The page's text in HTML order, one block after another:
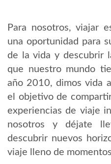
Para nosotros, viajar
una oportunidad para
de la vida y descubrir
que nuestro mundo
año 2010, dimos vida
el objetivo de
experiencias de viaje
nosotros y déjate
descubrir nuevos
viaje lleno de